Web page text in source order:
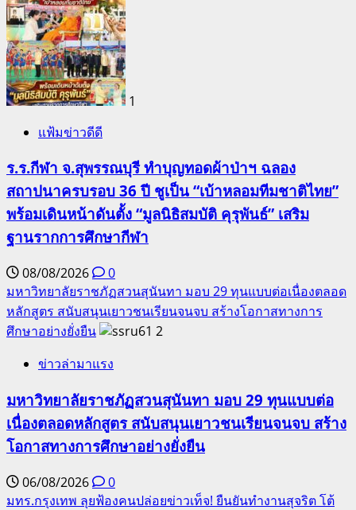
1
แฟ้มข่าวดีดี
ร.ร.กีฬา จ.สุพรรณบุรี ทำบุญทอดผ้าป่าฯ ฉลอง
สถาปนาครบรอบ 36 ปี ชูเป็น “เบ้าหลอมทีมชาติไทย”
พร้อมเดินหน้าดันตั้ง “มูลนิธิสมบัติ คุรุพันธ์” เสริม
ฐานรากการศึกษากีฬา
08/08/2026
0
มหาวิทยาลัยราชภัฏสวนสุนันทา มอบ 29 ทุนแบบต่อเนื่องตลอด
หลักสูตร สนับสนุนเยาวชนเรียนจนจบ สร้างโอกาสทางการ
ศึกษาอย่างยั่งยืน
2
ข่าวล่ามาแรง
มหาวิทยาลัยราชภัฏสวนสุนันทา มอบ 29 ทุนแบบต่อ
เนื่องตลอดหลักสูตร สนับสนุนเยาวชนเรียนจนจบ สร้าง
โอกาสทางการศึกษาอย่างยั่งยืน
06/08/2026
0
มทร.กรุงเทพ ลุยฟ้องคนปล่อยข่าวเท็จ! ยืนยันทำงานสุจริต โต้